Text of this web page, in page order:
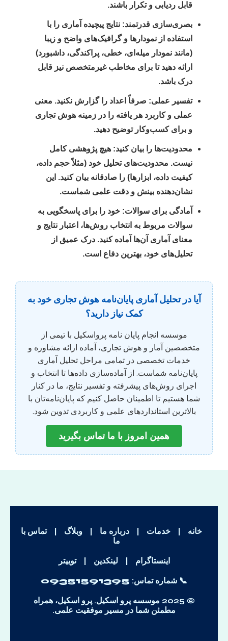
قابل ردیابی و تکرار باشند.
بصری‌سازی قدرتمند: نتایج پیچیده آماری را با
استفاده از نمودارها و گرافیک‌های واضح و زیبا
(مانند نمودار میله‌ای، خطی، پراکندگی، داشبورد)
ارائه دهید تا برای مخاطب غیرمتخصص نیز قابل
درک باشد.
تفسیر عملی: صرفاً اعداد را گزارش نکنید. معنی
عملی و کاربرد هر یافته را در زمینه هوش تجاری
و برای کسب‌وکار توضیح دهید.
محدودیت‌ها را بیان کنید: هیچ پژوهشی کامل
نیست. محدودیت‌های تحلیل خود (مثلاً حجم داده،
کیفیت داده، ابزارها) را صادقانه بیان کنید. این
نشان‌دهنده بینش و دقت علمی شماست.
آمادگی برای سوالات: خود را برای پاسخگویی به
سوالات مربوط به انتخاب روش‌ها، اعتبار نتایج و
معنای آماری آن‌ها آماده کنید. درک عمیق از
تحلیل‌های خود، بهترین دفاع است.
آیا در تحلیل آماری پایان‌نامه هوش تجاری خود به
کمک نیاز دارید؟
موسسه انجام پایان نامه پرواسکیل با تیمی از
متخصصین آمار و هوش تجاری، آماده ارائه مشاوره و
خدمات تخصصی در تمامی مراحل تحلیل آماری
پایان‌نامه شماست. از آماده‌سازی داده‌ها تا انتخاب و
اجرای روش‌های پیشرفته و تفسیر نتایج، ما در کنار
شما هستیم تا اطمینان حاصل کنیم که پایان‌نامه‌تان با
بالاترین استانداردهای علمی و کاربردی تدوین شود.
همین امروز با ما تماس بگیرید
خانه | خدمات | درباره ما | وبلاگ |
تماس با
ما
اینستاگرام | لینکدین | توییتر
📞 شماره تماس: 09351591395
© 2025 موسسه پرو اسکیل. پرو اسکیل، همراه
مطمئن شما در مسیر موفقیت علمی.